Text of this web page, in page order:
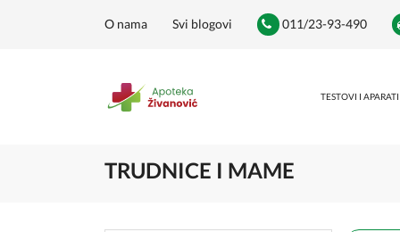
O nama Svi blogovi 011/23-93-490
TESTOVI I APARATI
TRUDNICE I MAME